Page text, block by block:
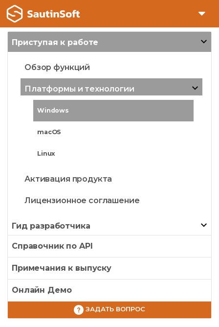
Приступая к работе
Обзор функций
Платформы и технологии
Windows
macOS
Linux
Активация продукта
Лицензионное соглашение
Гид разработчика
Справочник по API
Примечания к выпуску
Онлайн Демо
ЗАДАТЬ ВОПРОС